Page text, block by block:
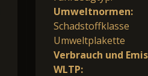
Umweltnormen:
Schadstoffklasse
Umweltplakette
Verbrauch und
WLTP: